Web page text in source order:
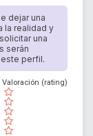
dejar una
la realidad y
una
serán
perfil.
( )
( )
( )
( )
( )
Valoración (rating)